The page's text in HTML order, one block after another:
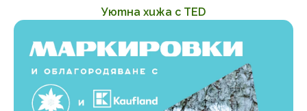
Уютна хижа с TED